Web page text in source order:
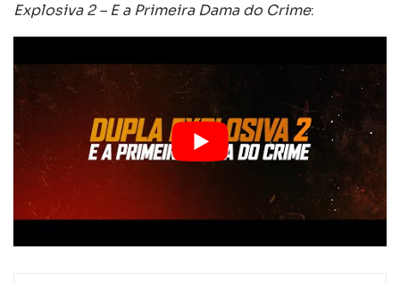
Explosiva 2 – E a Primeira Dama do Crime: